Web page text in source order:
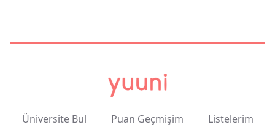
Üniversite Bul Puan Geçmişim
Listelerim